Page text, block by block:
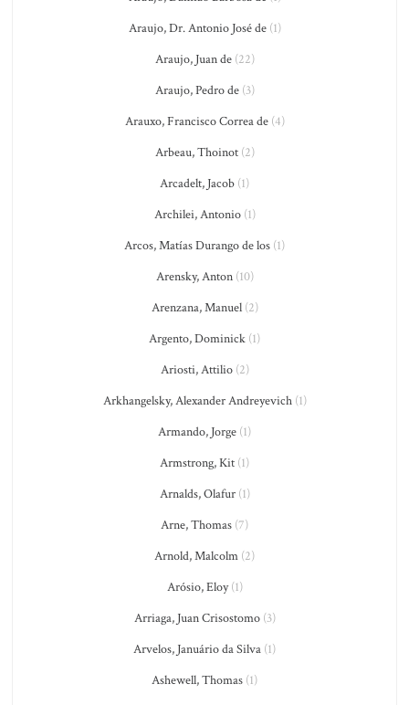
Araujo, Dr. Antonio José de(1)
Araujo, Juan de(22)
Araujo, Pedro de(3)
Arauxo, Francisco Correa de(4)
Arbeau, Thoinot(2)
Arcadelt, Jacob (1)
Archilei, Antonio(1)
Arcos, Matías Durango de los (1)
Arensky, Anton(10)
Arenzana, Manuel(2)
Argento, Dominick (1)
Ariosti, Attilio(2)
Arkhangelsky, Alexander Andreyevich(1)
Armando, Jorge (1)
Armstrong, Kit (1)
Arnalds, Olafur(1)
Arne, Thomas (7)
Arnold, Malcolm (2)
Arósio, Eloy(1)
Arriaga, Juan Crisostomo(3)
Arvelos, Januário da Silva (1)
Ashewell, Thomas (1)